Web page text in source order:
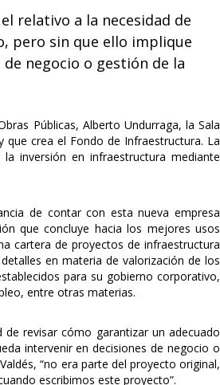
relativo a la necesidad de
pero sin que ello implique
negocio o gestión de la
Públicas, Alberto Undurraga, la Sala
crea el Fondo de Infraestructura. La
inversión en infraestructura mediante
de contar con esta nueva empresa
que concluye hacia los mejores usos
cartera de proyectos de infraestructura
en materia de valorización de los
para su gobierno corporativo,
entre otras materias.
revisar cómo garantizar un adecuado
intervenir en decisiones de negocio o
“no era parte del proyecto original,
escribimos este proyecto”.